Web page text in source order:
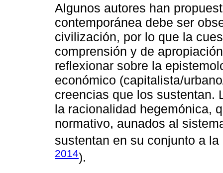
Algunos autores han
contemporánea debe ser
civilización, por lo que la
comprensión y de
reflexionar sobre la
económico (capitalista/
creencias que los sustentan.
la racionalidad hegemónica,
normativo, aunados al
sustentan en su conjunto a la
2014).